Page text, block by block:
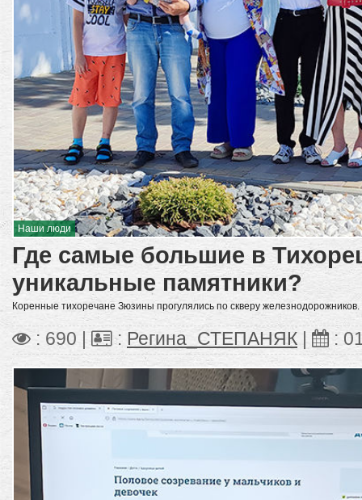
Наши люди
Где самые большие в
уникальные памятники?
Коренные тихоречане Зюзины прогулялись по скверу железнодорожников.
: 690 | : Регина_СТЕПАНЯК :